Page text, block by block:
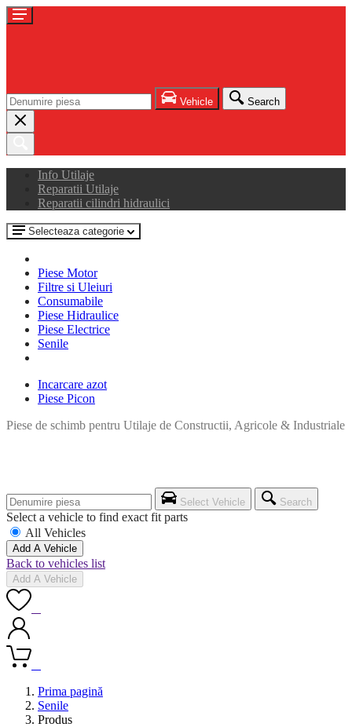
Vehicle Search
Info Utilaje
Reparatii Utilaje
Reparatii cilindri hidraulici
Selecteaza categorie
Piese Motor
Filtre si Uleiuri
Consumabile
Piese Hidraulice
Piese Electrice
Senile
Incarcare azot
Piese Picon
Piese de schimb pentru Utilaje de Constructii, Agricole & Industriale
Select Vehicle Search
Select a vehicle to find exact fit parts
All Vehicles
Add A Vehicle
Back to vehicles list
Add A Vehicle
Prima pagină
Senile
Produs